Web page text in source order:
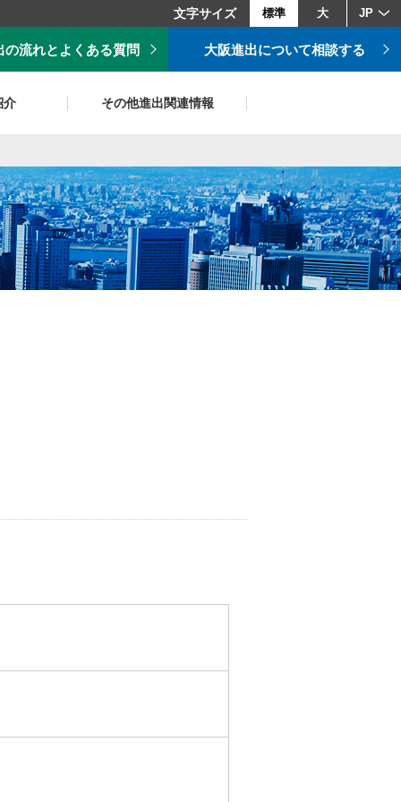
文字サイズ 標準 大 JP
の流れとよくある質問 大阪進出について相談する
介 その他進出関連情報